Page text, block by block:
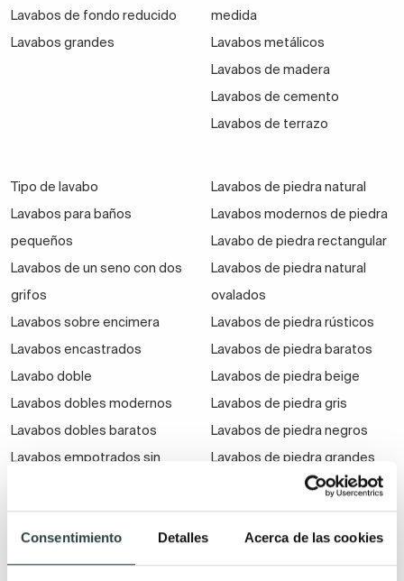
Consentimiento Detalles Acerca de las cookies
Lavabos de fondo reducido
Lavabos grandes
medida
Lavabos metálicos
Lavabos de madera
Lavabos de cemento
Lavabos de terrazo
Tipo de lavabo
Lavabos para baños
pequeños
Lavabos de un seno con dos
grifos
Lavabos sobre encimera
Lavabos encastrados
Lavabo doble
Lavabos dobles modernos
Lavabos dobles baratos
Lavabos empotrados sin
Lavabos empotrables
blancos
Lavabos empotrados
Lavabos de piedra natural
Lavabos modernos de piedra
Lavabo de piedra rectangular
Lavabos de piedra natural
ovalados
Lavabos de piedra rústicos
Lavabos de piedra baratos
Lavabos de piedra beige
Lavabos de piedra gris
Lavabos de piedra negros
Lavabos de piedra grandes